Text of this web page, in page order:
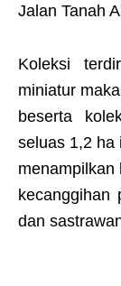
Jalan Tanah
Koleksi
miniatur
beserta
seluas 1,2 ha
menampilkan
kecanggihan
dan